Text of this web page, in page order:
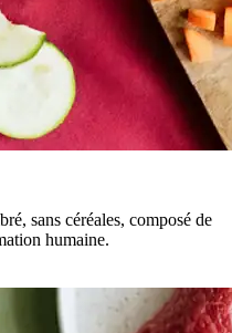
sans céréales, composé de
humaine.